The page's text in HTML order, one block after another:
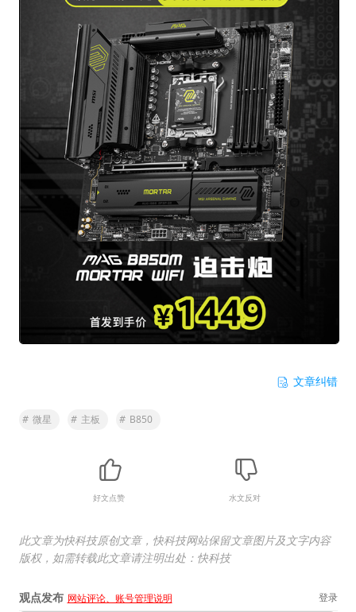
文章纠错
# 微星 # 主板 # B850
好文点赞 水文反对
此文章为快科技原创文章，快科技网站保留文章图片及文字内容
版权，如需转载此文章请注明出处：快科技
观点发布 网站评论、账号管理说明 登录